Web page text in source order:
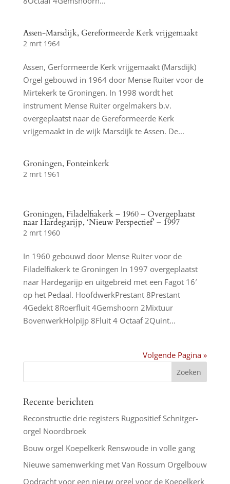
Assen-Marsdijk, Gereformeerde Kerk vrijgemaakt
2 mrt 1964
Assen, Gerformeerde Kerk vrijgemaakt (Marsdijk)
Orgel gebouwd in 1964 door Mense Ruiter voor de
Mirtekerk te Groningen. In 1998 wordt het
instrument Mense Ruiter orgelmakers b.v.
overgeplaatst naar de Gereformeerde Kerk
vrijgemaakt in de wijk Marsdijk te Assen. De...
Groningen, Fonteinkerk
2 mrt 1961
Groningen, Filadelfiakerk – 1960 – Overgeplaatst
naar Hardegarijp, ‘Nieuw Perspectief’ – 1997
2 mrt 1960
In 1960 gebouwd door Mense Ruiter voor de
Filadelfiakerk te Groningen In 1997 overgeplaatst
naar Hardegarijp en uitgebreid met een Fagot 16′
op het Pedaal. HoofdwerkPrestant 8Prestant
4Gedekt 8Roerfluit 4Gemshoorn 2Mixtuur
BovenwerkHolpijp 8Fluit 4 Octaaf 2Quint...
Volgende Pagina »
Recente berichten
Reconstructie drie registers Rugpositief Schnitger-
orgel Noordbroek
Bouw orgel Koepelkerk Renswoude in volle gang
Nieuwe samenwerking met Van Rossum Orgelbouw
Opdracht voor een nieuw orgel voor de Koepelkerk